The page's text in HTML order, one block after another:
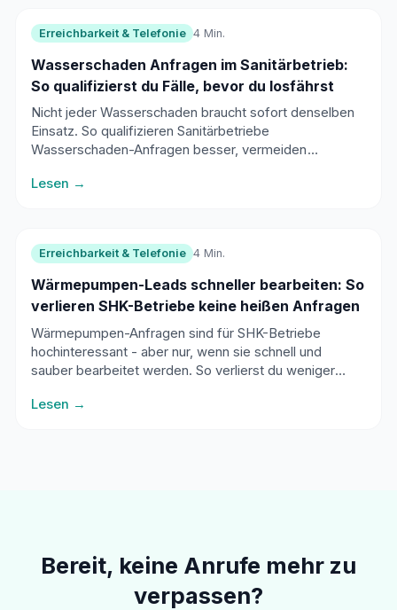
Erreichbarkeit & Telefonie 4 Min.
Wasserschaden Anfragen im Sanitärbetrieb:
So qualifizierst du Fälle, bevor du losfährst
Nicht jeder Wasserschaden braucht sofort denselben
Einsatz. So qualifizieren Sanitärbetriebe
Wasserschaden-Anfragen besser, vermeiden
Lesen →
Erreichbarkeit & Telefonie 4 Min.
Wärmepumpen-Leads schneller bearbeiten: So
verlieren SHK-Betriebe keine heißen Anfragen
Wärmepumpen-Anfragen sind für SHK-Betriebe
hochinteressant - aber nur, wenn sie schnell und
sauber bearbeitet werden. So verlierst du weniger
Feierabend.
Lesen →
Bereit, keine Anrufe mehr zu
verpassen?